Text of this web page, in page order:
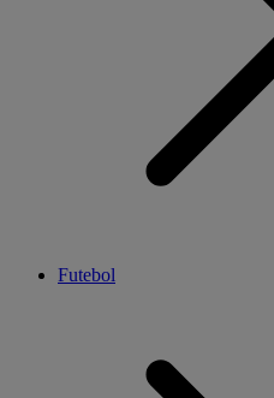
Futebol